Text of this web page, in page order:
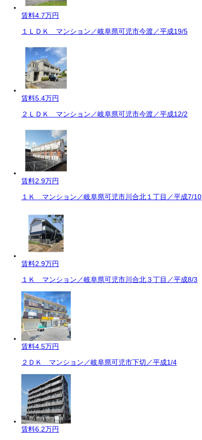
賃料4.7万円
１ＬＤＫ マンション／岐阜県可児市今渡／平成19/5
賃料5.4万円
２ＬＤＫ マンション／岐阜県可児市今渡／平成12/2
賃料2.9万円
１Ｋ マンション／岐阜県可児市川合北１丁目／平成7/10
賃料2.9万円
１Ｋ マンション／岐阜県可児市川合北３丁目／平成8/3
賃料4.5万円
２ＤＫ マンション／岐阜県可児市下切／平成1/4
賃料6.2万円